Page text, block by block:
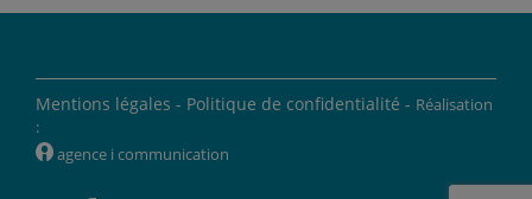
Mentions légales - Politique de confidentialité - Réalisation
:
W agence i communication